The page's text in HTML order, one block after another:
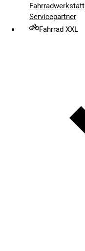
Fahrradwerkstatt
Servicepartner
Fahrrad XXL